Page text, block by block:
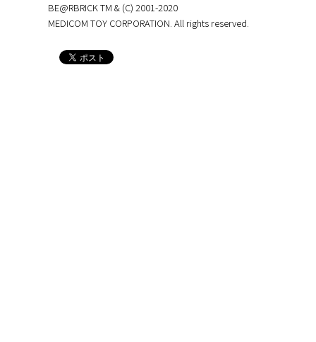
BE@RBRICK TM & (C) 2001-2020
MEDICOM TOY CORPORATION. All rights reserved.